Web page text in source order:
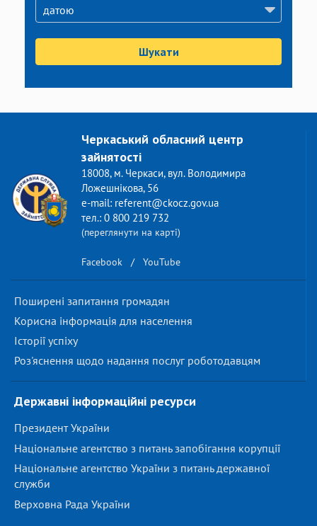
Шукати
Черкаський обласний центр
зайнятості
18008, м. Черкаси, вул. Володимира
Ложешнікова, 56
e-mail: referent@ckocz.gov.ua
тел.: 0 800 219 732
(переглянути на карті)
Facebook / YouTube
Поширені запитання громадян
Корисна інформація для населення
Історії успіху
Роз'яснення щодо надання послуг роботодавцям
Державні інформаційні ресурси
Президент України
Національне агентство з питань запобігання корупції
Національне агентство України з питань державної
служби
Верховна Рада України